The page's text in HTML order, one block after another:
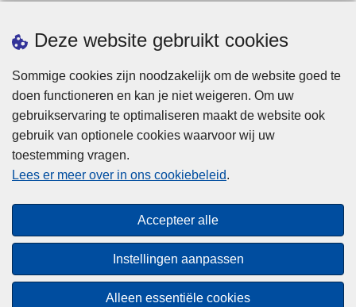
Deze website gebruikt cookies
Sommige cookies zijn noodzakelijk om de website goed te
doen functioneren en kan je niet weigeren. Om uw
gebruikservaring te optimaliseren maakt de website ook
gebruik van optionele cookies waarvoor wij uw
toestemming vragen.
Lees er meer over in ons cookiebeleid.
Accepteer alle
Instellingen aanpassen
Alleen essentiële cookies
Downloads
Privacy
Toegankelijkheid
© 2026 Politie.be